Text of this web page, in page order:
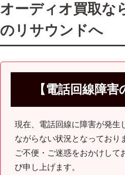
オーディオ買取な
のリサウンドへ
【電話回線障害
現在、電話回線に障害が発生
ながらない状況となっており
ご不便・ご迷惑をおかけして
び申し上げます。